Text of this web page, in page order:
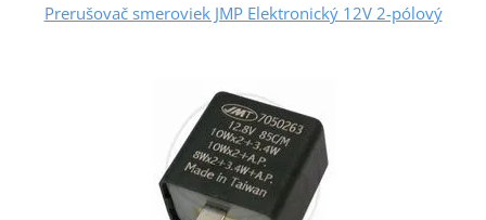
Prerušovač smeroviek JMP Elektronický 12V 2-pólový